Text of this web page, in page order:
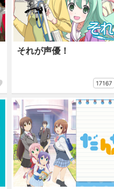
それが声優！
17167